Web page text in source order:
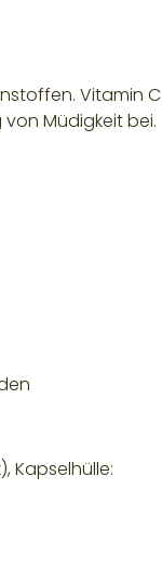
Vitamin C
Müdigkeit bei.
Kapselhülle: